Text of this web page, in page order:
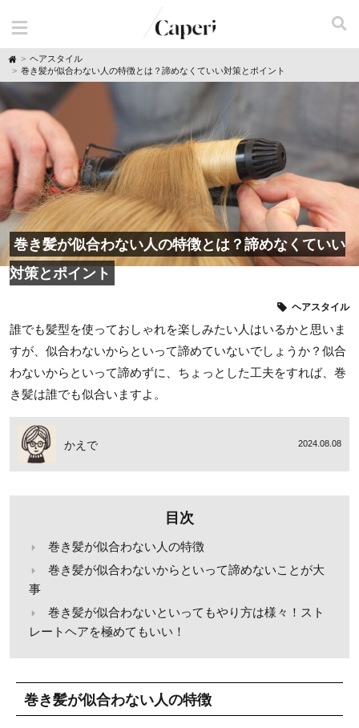
H
o
m
ヘアスタイル
巻き髪が似合わない人の特徴とは？諦めなくていい対策とポイント
巻き髪が似合わない人の特徴とは？諦めなくていい
対策とポイント
ヘアスタイル
誰でも髪型を使っておしゃれを楽しみたい人はいるかと思いま
すが、似合わないからといって諦めていないでしょうか？似合
わないからといって諦めずに、ちょっとした工夫をすれば、巻
き髪は誰でも似合いますよ。
かえで 2024.08.08
目次
巻き髪が似合わない人の特徴
巻き髪が似合わないからといって諦めないことが大
事
巻き髪が似合わないといってもやり方は様々！スト
レートヘアを極めてもいい！
巻き髪が似合わない人の特徴